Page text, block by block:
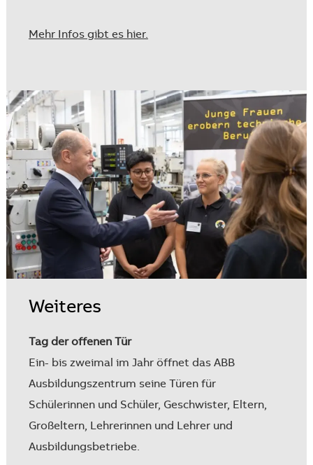
Mehr Infos gibt es hier.
Weiteres
Tag der offenen Tür
Ein- bis zweimal im Jahr öffnet das ABB
Ausbildungszentrum seine Türen für
Schülerinnen und Schüler, Geschwister, Eltern,
Großeltern, Lehrerinnen und Lehrer und
Ausbildungsbetriebe.